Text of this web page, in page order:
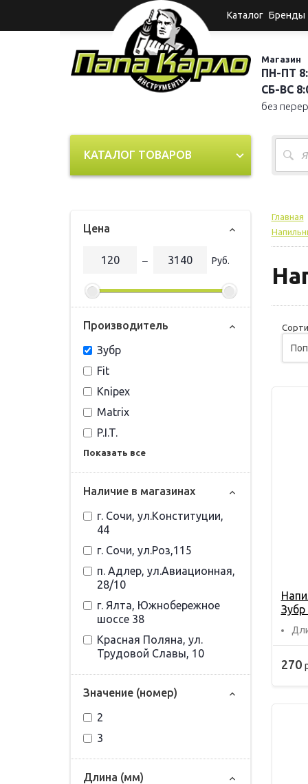
Каталог Бренды
Магазин
ПН-ПТ
СБ-ВС
без
КАТАЛОГ ТОВАРОВ
Цена
‒ Руб.
Прoизвoдитель
Зубр
Fit
Knipex
Matrix
P.I.T.
Показать все
Наличие в магазинах
г. Сочи, ул.Конституции,
44
г. Сочи, ул.Роз,115
п. Адлер, ул.Авиационная,
28/10
г. Ялта, Южнобережное
шоссе 38
Красная Поляна, ул.
Трудовой Славы, 10
Значение (номер)
2
3
Длина (мм)
Главная
Зубр
270